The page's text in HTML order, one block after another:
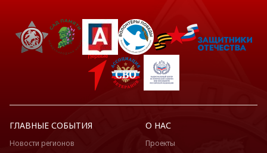
ГЛАВНЫЕ СОБЫТИЯ
Новости регионов
О НАС
Проекты